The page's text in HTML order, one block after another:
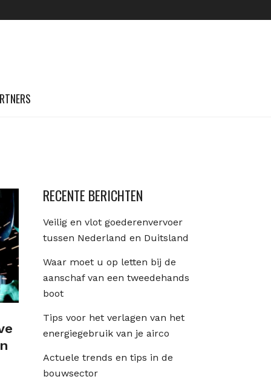
RECENTE BERICHTEN
Veilig en vlot goederenvervoer
tussen Nederland en Duitsland
Waar moet u op letten bij de
aanschaf van een tweedehands
boot
Tips voor het verlagen van het
energiegebruik van je airco
Actuele trends en tips in de
bouwsector